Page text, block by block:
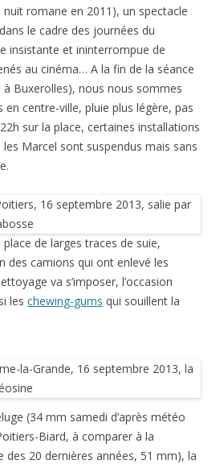
nuit romane en 2011), un spectacle
le cadre des journées du
insistante et ininterrompue de
au cinéma… A la fin de la séance
Buxerolles), nous nous sommes
centre-ville, pluie plus légère, pas
sur la place, certaines installations
les Marcel sont suspendus mais sans
de larges traces de suie,
des camions qui ont enlevé les
va s’imposer, l’occasion
les chewing-gums qui souillent la
(34 mm samedi d’après météo
Biard, à comparer à la
des 20 dernières années, 51 mm), la